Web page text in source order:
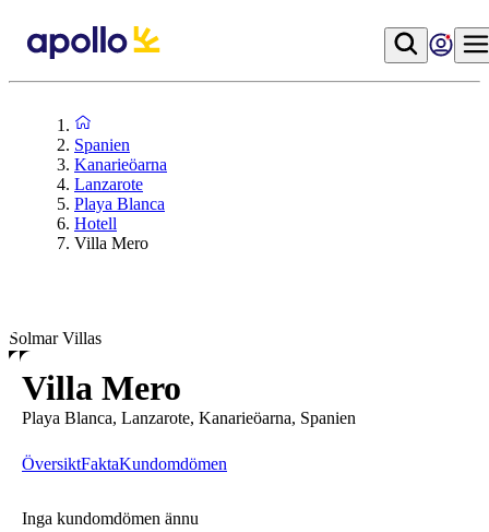
Spanien
Kanarieöarna
Lanzarote
Playa Blanca
Hotell
Villa Mero
Solmar Villas
Villa Mero
Playa Blanca, Lanzarote, Kanarieöarna, Spanien
ÖversiktFaktaKundomdömen
Inga kundomdömen ännu